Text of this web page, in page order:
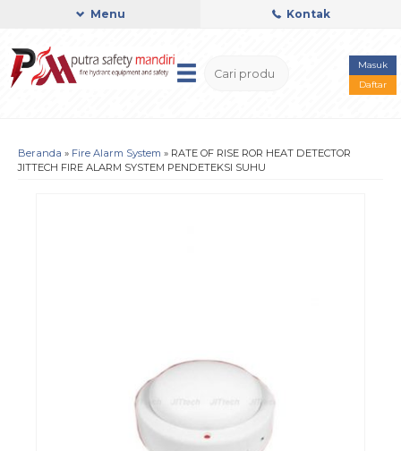
Menu Kontak
Masuk
Daftar
Beranda » Fire Alarm System » RATE OF RISE ROR HEAT DETECTOR
JITTECH FIRE ALARM SYSTEM PENDETEKSI SUHU